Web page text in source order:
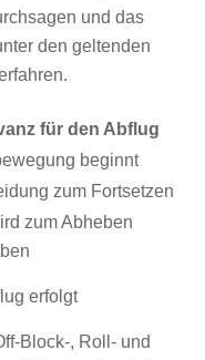
und das
den geltenden
für den Abflug
beginnt
zum Fortsetzen
zum Abheben
erfolgt
Block-, Roll- und